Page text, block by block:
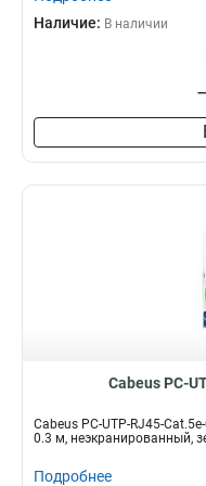
Наличие: В наличии
Cabeus PC-
Cabeus PC-UTP-RJ45-
0.3 м, неэкранированный,
Подробнее